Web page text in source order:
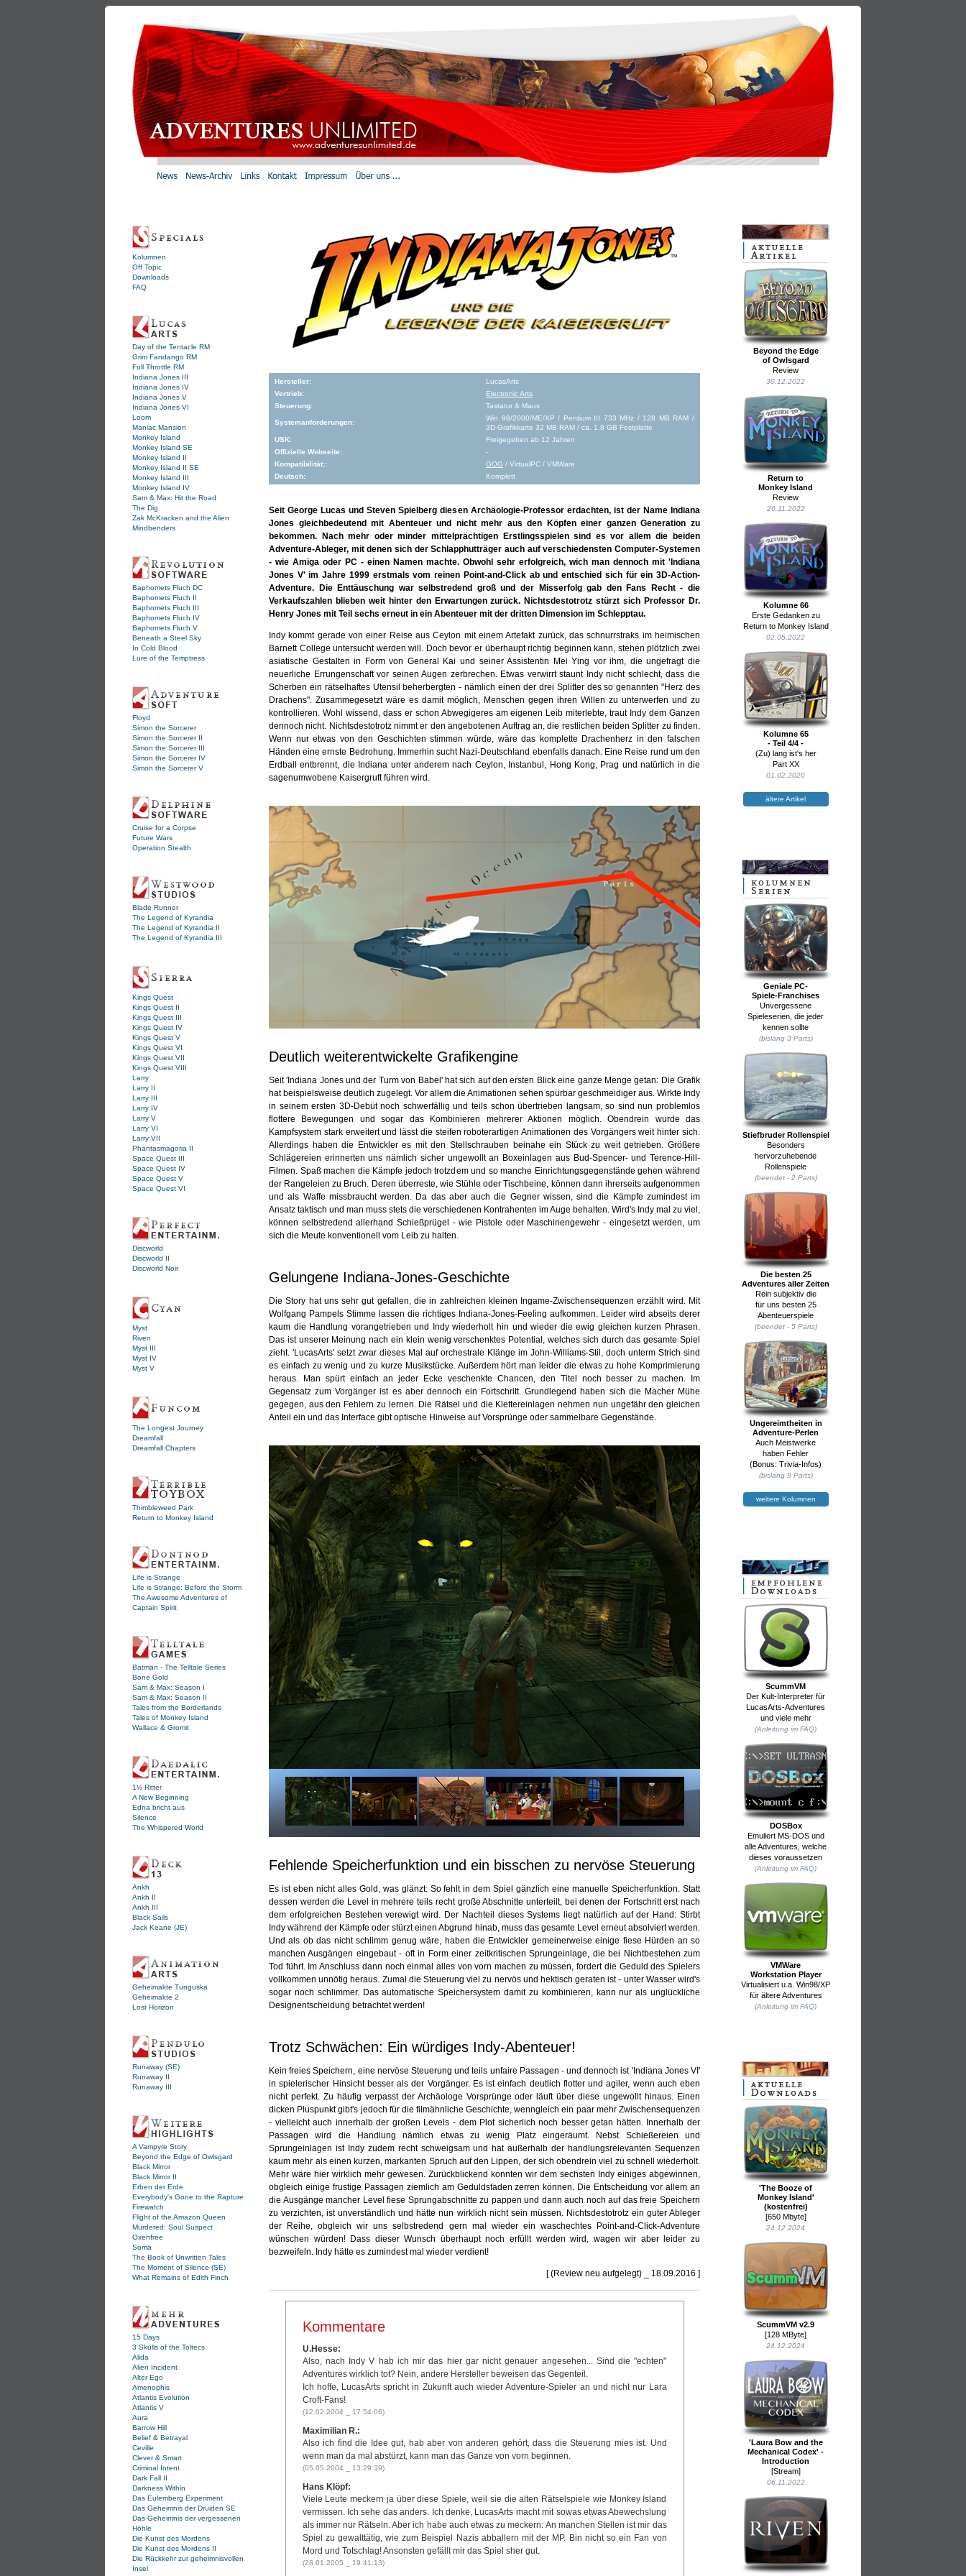
Kolumnen
Off Topic
Downloads
FAQ
Day of the Tentacle RM
Grim Fandango RM
Full Throttle RM
Indiana Jones III
Indiana Jones IV
Indiana Jones V
Indiana Jones VI
Loom
Maniac Mansion
Monkey Island
Monkey Island SE
Monkey Island II
Monkey Island II SE
Monkey Island III
Monkey Island IV
Sam & Max: Hit the Road
The Dig
Zak McKracken and the Alien
Mindbenders
Baphomets Fluch DC
Baphomets Fluch II
Baphomets Fluch III
Baphomets Fluch IV
Baphomets Fluch V
Beneath a Steel Sky
In Cold Blood
Lure of the Temptress
Floyd
Simon the Sorcerer
Simon the Sorcerer II
Simon the Sorcerer III
Simon the Sorcerer IV
Simon the Sorcerer V
Cruise for a Corpse
Future Wars
Operation Stealth
Blade Runner
The Legend of Kyrandia
The Legend of Kyrandia II
The Legend of Kyrandia III
Kings Quest
Kings Quest II
Kings Quest III
Kings Quest IV
Kings Quest V
Kings Quest VI
Kings Quest VII
Kings Quest VIII
Larry
Larry II
Larry III
Larry IV
Larry V
Larry VI
Larry VII
Phantasmagoria II
Space Quest III
Space Quest IV
Space Quest V
Space Quest VI
Discworld
Discworld II
Discworld Noir
Myst
Riven
Myst III
Myst IV
Myst V
The Longest Journey
Dreamfall
Dreamfall Chapters
Thimbleweed Park
Return to Monkey Island
Life is Strange
Life is Strange: Before the Storm
The Awesome Adventures of
Captain Spirit
Batman - The Telltale Series
Bone Gold
Sam & Max: Season I
Sam & Max: Season II
Tales from the Borderlands
Tales of Monkey Island
Wallace & Gromit
1½ Ritter
A New Beginning
Edna bricht aus
Silence
The Whispered World
Ankh
Ankh II
Ankh III
Black Sails
Jack Keane (JE)
Geheimakte Tunguska
Geheimakte 2
Lost Horizon
Runaway (SE)
Runaway II
Runaway III
A Vampyre Story
Beyond the Edge of Owlsgard
Black Mirror
Black Mirror II
Erben der Erde
Everybody's Gone to the Rapture
Firewatch
Flight of the Amazon Queen
Murdered: Soul Suspect
Oxenfree
Soma
The Book of Unwritten Tales
The Moment of Silence (SE)
What Remains of Edith Finch
15 Days
3 Skulls of the Toltecs
Alida
Alien Incident
Alter Ego
Amenophis
Atlantis Evolution
Atlantis V
Aura
Barrow Hill
Belief & Betrayal
Ceville
Clever & Smart
Criminal Intent
Dark Fall II
Darkness Within
Das Eulemberg Experiment
Das Geheimnis der Druiden SE
Das Geheimnis der vergessenen
Höhle
Die Kunst des Mordens
Die Kunst des Mordens II
Die Rückkehr zur geheimnisvollen
Insel
Hersteller:
LucasArts
Vertrieb:
Electronic Arts
Steuerung:
Tastatur & Maus
Systemanforderungen:
Win 98/2000/ME/XP / Pentium III 733 MHz / 128 MB RAM /
3D-Grafikkarte 32 MB RAM / ca. 1,8 GB Festplatte
USK:
Freigegeben ab 12 Jahren
Offizielle Webseite:
-
Kompatibilität::
GOG / VirtualPC / VMWare
Deutsch:
Komplett
Seit George Lucas und Steven Spielberg diesen Archäologie-Professor erdachten, ist der Name Indiana
Jones gleichbedeutend mit Abenteuer und nicht mehr aus den Köpfen einer ganzen Generation zu
bekommen. Nach mehr oder minder mittelprächtigen Erstlingsspielen sind es vor allem die beiden
Adventure-Ableger, mit denen sich der Schlapphutträger auch auf verschiedensten Computer-Systemen
- wie Amiga oder PC - einen Namen machte. Obwohl sehr erfolgreich, wich man dennoch mit 'Indiana
Jones V' im Jahre 1999 erstmals vom reinen Point-and-Click ab und entschied sich für ein 3D-Action-
Adventure. Die Enttäuschung war selbstredend groß und der Misserfolg gab den Fans Recht - die
Verkaufszahlen blieben weit hinter den Erwartungen zurück. Nichtsdestotrotz stürzt sich Professor Dr.
Henry Jones mit Teil sechs erneut in ein Abenteuer mit der dritten Dimension im Schlepptau.
Indy kommt gerade von einer Reise aus Ceylon mit einem Artefakt zurück, das schnurrstraks im heimischen
Barnett College untersucht werden will. Doch bevor er überhaupt richtig beginnen kann, stehen plötzlich zwei
asiatische Gestalten in Form von General Kai und seiner Assistentin Mei Ying vor ihm, die ungefragt die
neuerliche Errungenschaft vor seinen Augen zerbrechen. Etwas verwirrt staunt Indy nicht schlecht, dass die
Scherben ein rätselhaftes Utensil beherbergten - nämlich einen der drei Splitter des so genannten "Herz des
Drachens". Zusammegesetzt wäre es damit möglich, Menschen gegen ihren Willen zu unterwerfen und zu
kontrollieren. Wohl wissend, dass er schon Abwegigeres am eigenen Leib miterlebte, traut Indy dem Ganzen
dennoch nicht. Nichtsdestotrotz nimmt er den angebotenen Auftrag an, die restlichen beiden Splitter zu finden.
Wenn nur etwas von den Geschichten stimmen würde, wäre das komplette Drachenherz in den falschen
Händen eine ernste Bedrohung. Immerhin sucht Nazi-Deutschland ebenfalls danach. Eine Reise rund um den
Erdball entbrennt, die Indiana unter anderem nach Ceylon, Instanbul, Hong Kong, Prag und natürlich in die
sagenumwobene Kaisergruft führen wird.
Deutlich weiterentwickelte Grafikengine
Seit 'Indiana Jones und der Turm von Babel' hat sich auf den ersten Blick eine ganze Menge getan: Die Grafik
hat beispielsweise deutlich zugelegt. Vor allem die Animationen sehen spürbar geschmeidiger aus. Wirkte Indy
in seinem ersten 3D-Debüt noch schwerfällig und teils schon übertrieben langsam, so sind nun problemlos
flottere Bewegungen und sogar das Kombinieren mehrerer Aktionen möglich. Obendrein wurde das
Kampfsystem stark erweitert und lässt die steifen roboterartigen Animationen des Vorgängers weit hinter sich.
Allerdings haben die Entwickler es mit den Stellschrauben beinahe ein Stück zu weit getrieben. Größere
Schlägereien erinnerten uns nämlich sicher ungewollt an Boxeinlagen aus Bud-Spencer- und Terence-Hill-
Filmen. Spaß machen die Kämpfe jedoch trotzdem und so manche Einrichtungsgegenstände gehen während
der Rangeleien zu Bruch. Deren überreste, wie Stühle oder Tischbeine, können dann ihrerseits aufgenommen
und als Waffe missbraucht werden. Da das aber auch die Gegner wissen, sind die Kämpfe zumindest im
Ansatz taktisch und man muss stets die verschiedenen Kontrahenten im Auge behalten. Wird's Indy mal zu viel,
können selbstredend allerhand Schießprügel - wie Pistole oder Maschinengewehr - eingesetzt werden, um
sich die Meute konventionell vom Leib zu halten.
Gelungene Indiana-Jones-Geschichte
Die Story hat uns sehr gut gefallen, die in zahlreichen kleinen Ingame-Zwischensequenzen erzählt wird. Mit
Wolfgang Pampels Stimme lassen die richtiges Indiana-Jones-Feeling aufkommen. Leider wird abseits derer
kaum die Handlung vorangetrieben und Indy wiederholt hin und wieder die ewig gleichen kurzen Phrasen.
Das ist unserer Meinung nach ein klein wenig verschenktes Potential, welches sich durch das gesamte Spiel
zieht. 'LucasArts' setzt zwar dieses Mal auf orchestrale Klänge im John-Williams-Stil, doch unterm Strich sind
es einfach zu wenig und zu kurze Musikstücke. Außerdem hört man leider die etwas zu hohe Komprimierung
heraus. Man spürt einfach an jeder Ecke veschenkte Chancen, den Titel noch besser zu machen. Im
Gegensatz zum Vorgänger ist es aber dennoch ein Fortschritt. Grundlegend haben sich die Macher Mühe
gegegen, aus den Fehlern zu lernen. Die Rätsel und die Klettereinlagen nehmen nun ungefähr den gleichen
Anteil ein und das Interface gibt optische Hinweise auf Vorsprünge oder sammelbare Gegenstände.
Fehlende Speicherfunktion und ein bisschen zu nervöse Steuerung
Es ist eben nicht alles Gold, was glänzt: So fehlt in dem Spiel gänzlich eine manuelle Speicherfunktion. Statt
dessen werden die Level in mehrere teils recht große Abschnitte unterteilt, bei denen der Fortschritt erst nach
dem erfolgreichen Bestehen verewigt wird. Der Nachteil dieses Systems liegt natürlich auf der Hand: Stirbt
Indy während der Kämpfe oder stürzt einen Abgrund hinab, muss das gesamte Level erneut absolviert werden.
Und als ob das nicht schlimm genug wäre, haben die Entwickler gemeinerweise einige fiese Hürden an so
manchen Ausgängen eingebaut - oft in Form einer zeitkritischen Sprungeinlage, die bei Nichtbestehen zum
Tod führt. Im Anschluss dann noch einmal alles von vorn machen zu müssen, fordert die Geduld des Spielers
vollkommen unnötig heraus. Zumal die Steuerung viel zu nervös und hektisch geraten ist - unter Wasser wird's
sogar noch schlimmer. Das automatische Speichersystem damit zu kombinieren, kann nur als unglückliche
Designentscheidung betrachtet werden!
Trotz Schwächen: Ein würdiges Indy-Abenteuer!
Kein freies Speichern, eine nervöse Steuerung und teils unfaire Passagen - und dennoch ist 'Indiana Jones VI'
in spielerischer Hinsicht besser als der Vorgänger. Es ist einfach deutlich flotter und agiler, wenn auch eben
nicht perfekt. Zu häufig verpasst der Archäologe Vorsprünge oder läuft über diese ungewollt hinaus. Einen
dicken Pluspunkt gibt's jedoch für die filmähnliche Geschichte, wenngleich ein paar mehr Zwischensequenzen
- vielleicht auch innerhalb der großen Levels - dem Plot sicherlich noch besser getan hätten. Innerhalb der
Passagen wird die Handlung nämlich etwas zu wenig Platz eingeräumt. Nebst Schießereien und
Sprungeinlagen ist Indy zudem recht schweigsam und hat außerhalb der handlungsrelevanten Sequenzen
kaum mehr als einen kurzen, markanten Spruch auf den Lippen, der sich obendrein viel zu schnell wiederholt.
Mehr wäre hier wirklich mehr gewesen. Zurückblickend konnten wir dem sechsten Indy einiges abgewinnen,
obgleich einige frustige Passagen ziemlich am Geduldsfaden zerren können. Die Entscheidung vor allem an
die Ausgänge mancher Level fiese Sprungabschnitte zu pappen und dann auch noch auf das freie Speichern
zu verzichten, ist unverständlich und hätte nun wirklich nicht sein müssen. Nichtsdestotrotz ein guter Ableger
der Reihe, obgleich wir uns selbstredend gern mal wieder ein waschechtes Point-and-Click-Adventure
wünschen würden! Dass dieser Wunsch überhaupt noch erfüllt werden wird, wagen wir aber leider zu
bezweifeln. Indy hätte es zumindest mal wieder verdient!
[ (Review neu aufgelegt) _ 18.09.2016 ]
Kommentare
U.Hesse:
Also, nach Indy V hab ich mir das hier gar nicht genauer angesehen... Sind die "echten"
Adventures wirklich tot? Nein, andere Hersteller beweisen das Gegenteil.
Ich hoffe, LucasArts spricht in Zukunft auch wieder Adventure-Spieler an und nicht nur Lara
Croft-Fans!
(12.02.2004 _ 17:54:06)
Maximilian R.:
Also ich find die Idee gut, hab aber von anderen gehört, dass die Steuerung mies ist. Und
wenn man da mal abstürzt, kann man das Ganze von vorn beginnen.
(05.05.2004 _ 13:29:39)
Hans Klöpf:
Viele Leute meckern ja über diese Spiele, weil sie die alten Rätselspiele wie Monkey Island
vermissen. Ich sehe das anders. Ich denke, LucasArts macht mit sowas etwas Abewechslung
als immer nur Rätseln. Aber ich habe auch etwas zu meckern: An manchen Stellen ist mir das
Spiel zu gewalttätig, wie zum Beispiel Nazis abballern mit der MP. Bin nicht so ein Fan von
Mord und Totschlag! Ansonsten gefällt mir das Spiel sher gut.
(28.01.2005 _ 19:41:13)
Beyond the Edge
of Owlsgard
Review
30.12.2022
Return to
Monkey Island
Review
20.11.2022
Kolumne 66
Erste Gedanken zu
Return to Monkey Island
02.05.2022
Kolumne 65
- Teil 4/4 -
(Zu) lang ist's her
Part XX
01.02.2020
ältere Artikel
Geniale PC-
Spiele-Franchises
Unvergessene
Spieleserien, die jeder
kennen sollte
(bislang 3 Parts)
Stiefbruder Rollenspiel
Besonders
hervorzuhebende
Rollenspiele
(beendet - 2 Parts)
Die besten 25
Adventures aller Zeiten
Rein subjektiv die
für uns besten 25
Abenteuerspiele
(beendet - 5 Parts)
Ungereimtheiten in
Adventure-Perlen
Auch Meistwerke
haben Fehler
(Bonus: Trivia-Infos)
(bislang 9 Parts)
weitere Kolumnen
ScummVM
Der Kult-Interpreter für
LucasArts-Adventures
und viele mehr
(Anleitung im FAQ)
DOSBox
Emuliert MS-DOS und
alle Adventures, welche
dieses voraussetzen
(Anleitung im FAQ)
VMWare
Workstation Player
Virtualisiert u.a. Win98/XP
für ältere Adventures
(Anleitung im FAQ)
'The Booze of
Monkey Island'
(kostenfrei)
[650 Mbyte]
24.12.2024
ScummVM v2.9
[128 MByte]
24.12.2024
'Laura Bow and the
Mechanical Codex' -
Introduction
[Stream]
06.11.2022